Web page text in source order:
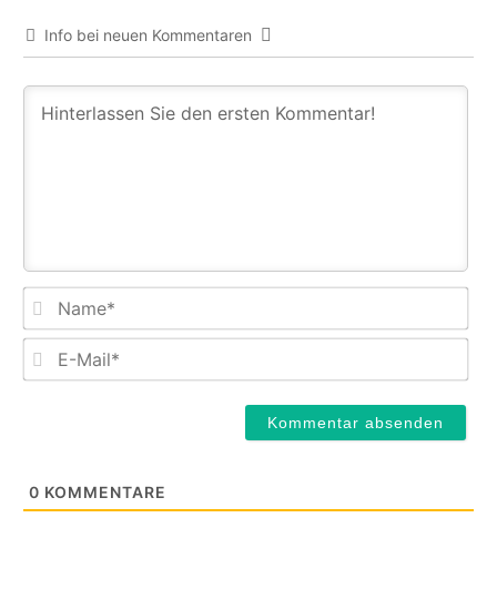
Info bei neuen Kommentaren
E-
0 KOMMENTARE